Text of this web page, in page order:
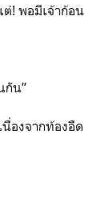
ต่! พอมีเจ้าก้อน
กัน”
องจากท้องอืด